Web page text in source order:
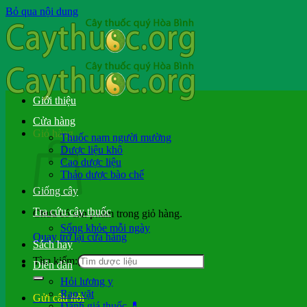
Bỏ qua nội dung
Giỏ hàng
Chưa có sản phẩm trong giỏ hàng.
Quay trở lại cửa hàng
Tìm kiếm:
Gửi câu hỏi
Giới thiệu
Cửa hàng
Thuốc nam người mường
Dược liệu khô
Cao dược liệu
Thảo dược bào chế
Giống cây
Tra cứu cây thuốc
Sống khỏe mỗi ngày
Sách hay
Diễn đàn
Hỏi lương y
Rao vặt